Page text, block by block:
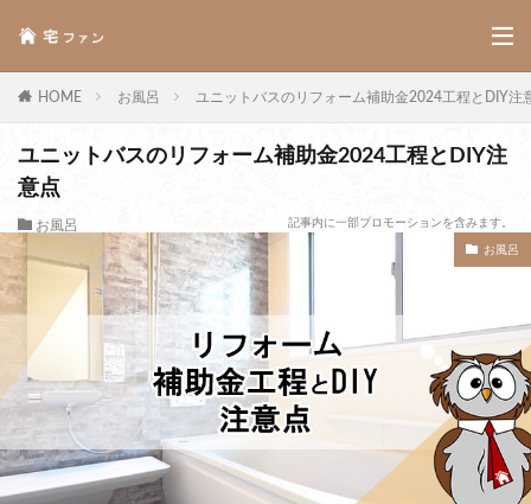
HOME お風呂 ユニットバスのリフォーム補助金2024工程とDIY注
ユニットバスのリフォーム補助金2024工程とDIY注
意点
お風呂 記事内に一部プロモーションを含みます。
お風呂